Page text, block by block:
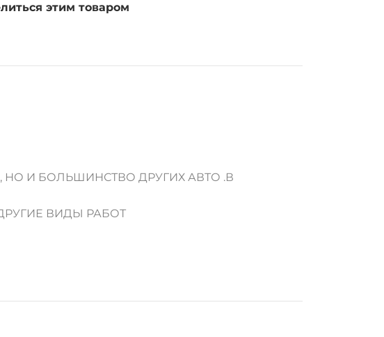
этим товаром
И БОЛЬШИНСТВО ДРУГИХ АВТО .В
ВИДЫ РАБОТ